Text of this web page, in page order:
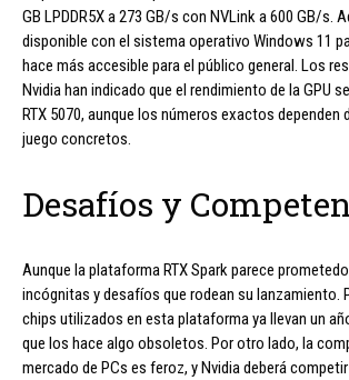
GB LPDDR5X a 273 GB/s con NVLink a 600 GB/s.
disponible con el sistema operativo Windows 11
hace más accesible para el público general. Los
Nvidia han indicado que el rendimiento de la GPU
RTX 5070, aunque los números exactos dependen
juego concretos.
Desafíos y
Aunque la plataforma RTX Spark parece
incógnitas y desafíos que rodean su lanzamiento.
chips utilizados en esta plataforma ya llevan un
que los hace algo obsoletos. Por otro lado, la
mercado de PCs es feroz, y Nvidia deberá